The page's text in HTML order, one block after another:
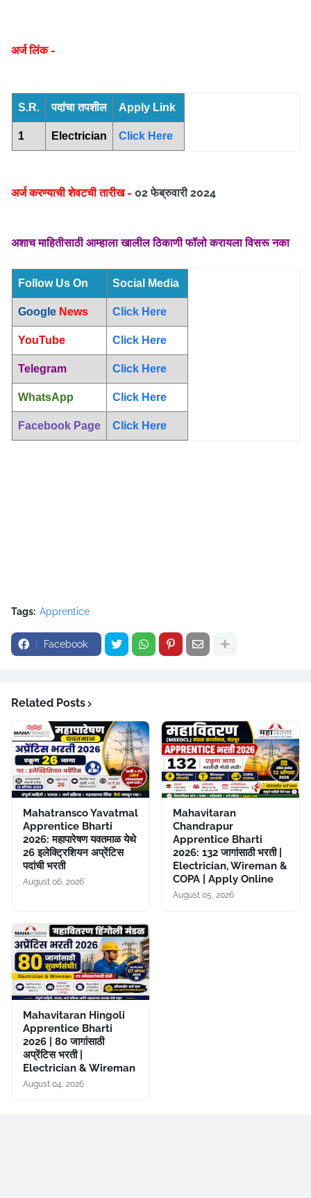
अर्ज लिंक -
S.R. पदांचा तपशील Apply Link
1 Electrician Click Here
अर्ज करण्याची शेवटची तारीख - 02 फेब्रुवारी 2024
अशाच माहितीसाठी आम्हाला खालील ठिकाणी फॉलो करायला विसरू नका
Follow Us On Social Media
Google News Click Here
YouTube Click Here
Telegram Click Here
WhatsApp Click Here
Facebook Page Click Here
Tags: Apprentice
Facebook
Related Posts
Mahatransco Yavatmal
Apprentice Bharti
2026: महापारेषण यवतमाळ येथे
26 इलेक्ट्रिशियन अप्रेंटिस
पदांची भरती
August 06, 2026
Mahavitaran
Chandrapur
Apprentice Bharti
2026: 132 जागांसाठी भरती |
Electrician, Wireman &
COPA | Apply Online
August 05, 2026
Mahavitaran Hingoli
Apprentice Bharti
2026 | 80 जागांसाठी
अप्रेंटिस भरती |
Electrician & Wireman
August 04, 2026